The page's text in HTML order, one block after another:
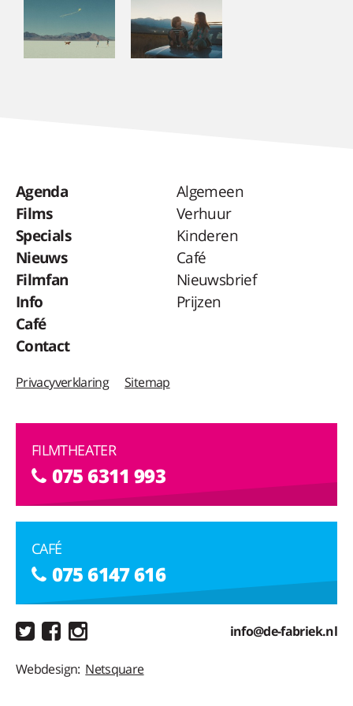
Agenda
Films
Specials
Nieuws
Filmfan
Info
Café
Contact
Algemeen
Verhuur
Kinderen
Café
Nieuwsbrief
Prijzen
Privacyverklaring Sitemap
FILMTHEATER
075 6311 993
CAFÉ
075 6147 616
info@de-fabriek.nl
Webdesign: Netsquare